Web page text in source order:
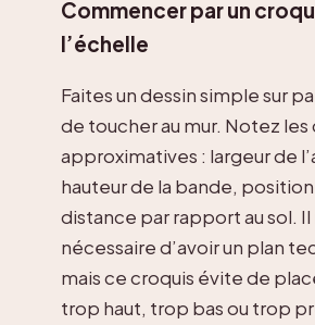
Commencer par un
l’échelle
Faites un dessin simple sur
de toucher au mur. Notez les
approximatives : largeur de
hauteur de la bande,
distance par rapport au sol. Il
nécessaire d’avoir un plan
mais ce croquis évite de
trop haut, trop bas ou trop